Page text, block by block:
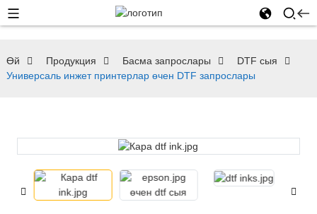
Өй Продукция Басма запрослары
DTF сыя
Универсаль инжет принтерлар өчен DTF запрослары